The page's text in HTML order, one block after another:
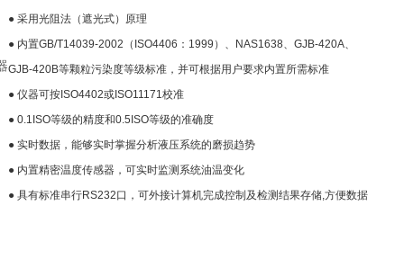
● 采用光阻法（遮光式）原理
● 内置GB/T14039-2002（ISO4406：1999）、NAS1638、GJB-420A、
GJB-420B等颗粒污染度等级标准，并可根据用户要求内置所需标准
● 仪器可按ISO4402或ISO11171校准
● 0.1ISO等级的精度和0.5ISO等级的准确度
● 实时数据，能够实时掌握分析液压系统的磨损趋势
● 内置精密温度传感器，可实时监测系统油温变化
● 具有标准串行RS232口，可外接计算机完成控制及检测结果存储,方便数据